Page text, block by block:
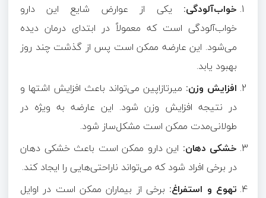
خواب‌آلودگی: یکی از عوارض شایع این دارو
خواب‌آلودگی است که معمولاً در ابتدای درمان دیده
می‌شود. این عارضه ممکن است پس از گذشت چند روز
بهبود یابد.
افزایش وزن: میرتازاپین می‌تواند باعث افزایش اشتها و
در نتیجه افزایش وزن شود. این عارضه به ویژه در
طولانی‌مدت ممکن است مشکل‌ساز شود.
خشکی دهان: این دارو ممکن است باعث خشکی دهان
در برخی افراد شود که می‌تواند ناراحتی‌هایی را ایجاد کند.
تهوع و استفراغ: برخی از بیماران ممکن است در اوایل